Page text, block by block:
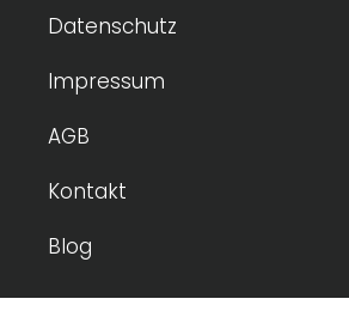
Datenschutz
Impressum
AGB
Kontakt
Blog